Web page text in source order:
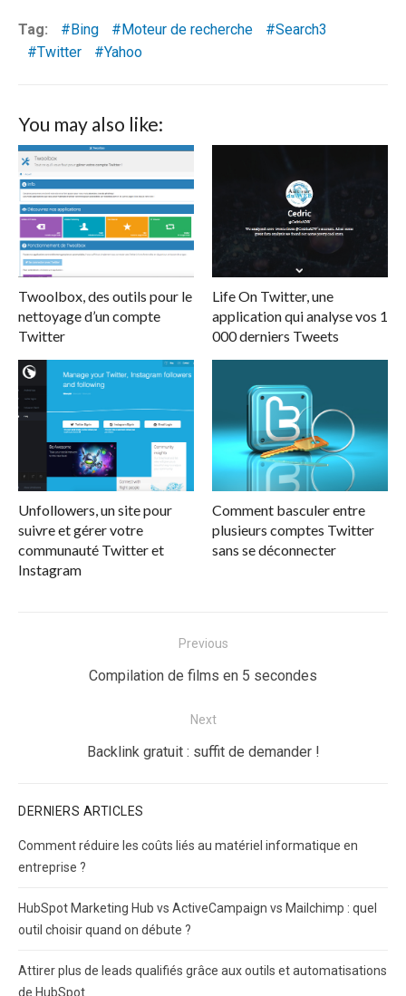
Tag: Bing Moteur de recherche
Search3
Twitter
Yahoo
You may also like:
Twoolbox, des outils pour le
nettoyage d’un compte
Twitter
Life On Twitter, une
application qui analyse vos 1
000 derniers Tweets
Unfollowers, un site pour
suivre et gérer votre
communauté Twitter et
Instagram
Comment basculer entre
plusieurs comptes Twitter
sans se déconnecter
Previous
Previous
Compilation de films en 5 secondes
Next
Next
Backlink gratuit : suffit de demander !
DERNIERS ARTICLES
Comment réduire les coûts liés au matériel informatique en
entreprise ?
HubSpot Marketing Hub vs ActiveCampaign vs Mailchimp : quel
outil choisir quand on débute ?
Attirer plus de leads qualifiés grâce aux outils et automatisations
de HubSpot